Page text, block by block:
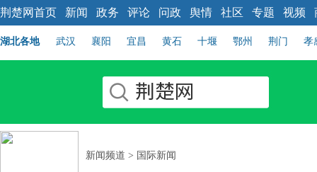
荆楚网首页 新闻 政务 评论 问政 舆情 社区 专题 视频
湖北各地 武汉 襄阳 宜昌 黄石 十堰 鄂州 荆门 孝
新闻频道 > 国际新闻